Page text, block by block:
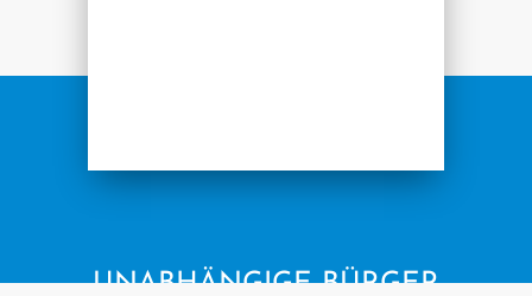
UNABHÄNGIGE BÜRGER